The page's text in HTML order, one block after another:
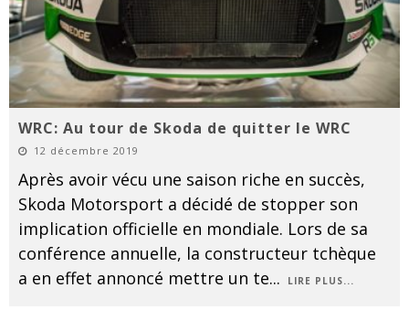
WRC: Au tour de Skoda de quitter le WRC
12 décembre 2019
Après avoir vécu une saison riche en succès,
Skoda Motorsport a décidé de stopper son
implication officielle en mondiale. Lors de sa
conférence annuelle, la constructeur tchèque
a en effet annoncé mettre un te... LIRE PLUS...